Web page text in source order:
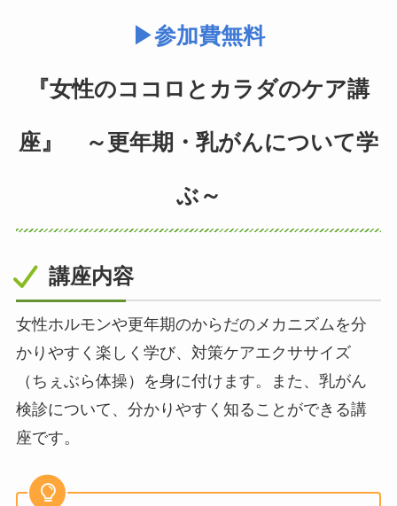
▶︎参加費無料
『女性のココロとカラダのケア講
座』 ～更年期・乳がんについて学
ぶ～
講座内容
女性ホルモンや更年期のからだのメカニズムを分
かりやすく楽しく学び、対策ケアエクササイズ
（ちぇぶら体操）を身に付けます。また、乳がん
検診について、分かりやすく知ることができる講
座です。